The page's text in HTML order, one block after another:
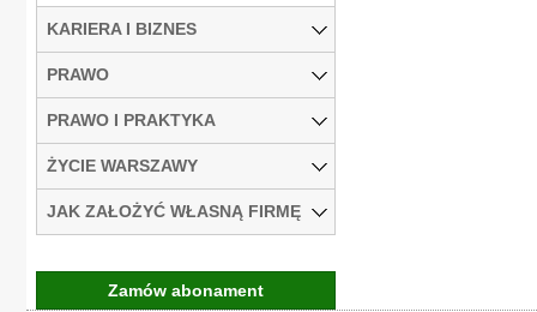
KARIERA I BIZNES
PRAWO
PRAWO I PRAKTYKA
ŻYCIE WARSZAWY
JAK ZAŁOŻYĆ WŁASNĄ FIRMĘ
Zamów abonament